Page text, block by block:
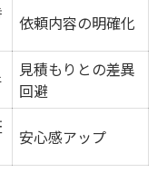
依頼内容の明確化
見積もりとの差異
回避
安心感アップ